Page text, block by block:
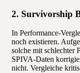
2. Survivorship
In Performance-
noch existieren.
solche mit schlechter
SPIVA-Daten
nicht. Vergleiche